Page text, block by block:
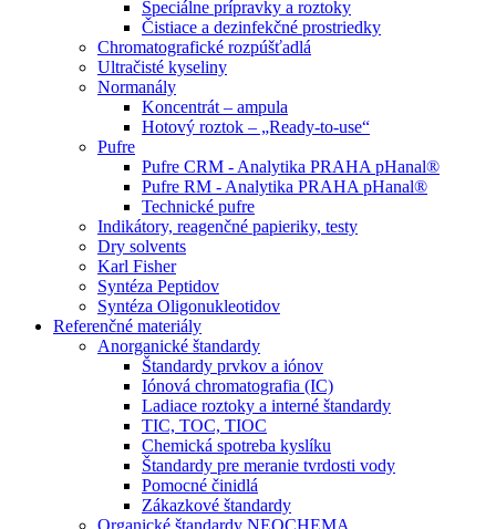
Špeciálne prípravky a roztoky
Čistiace a dezinfekčné prostriedky
Chromatografické rozpúšťadlá
Ultračisté kyseliny
Normanály
Koncentrát – ampula
Hotový roztok – „Ready-to-use“
Pufre
Pufre CRM - Analytika PRAHA pHanal®
Pufre RM - Analytika PRAHA pHanal®
Technické pufre
Indikátory, reagenčné papieriky, testy
Dry solvents
Karl Fisher
Syntéza Peptidov
Syntéza Oligonukleotidov
Referenčné materiály
Anorganické štandardy
Štandardy prvkov a iónov
Iónová chromatografia (IC)
Ladiace roztoky a interné štandardy
TIC, TOC, TIOC
Chemická spotreba kyslíku
Štandardy pre meranie tvrdosti vody
Pomocné činidlá
Zákazkové štandardy
Organické štandardy NEOCHEMA